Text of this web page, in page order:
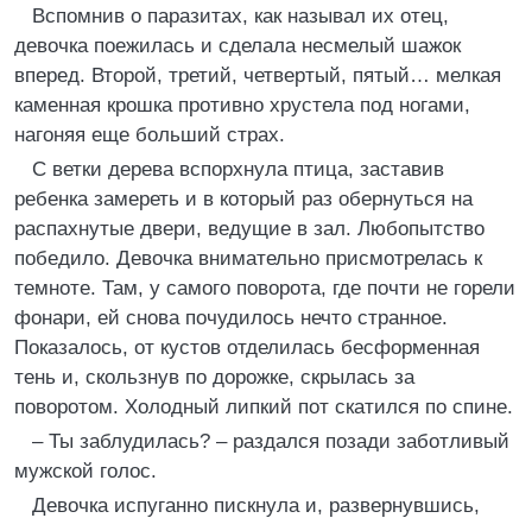
Вспомнив о паразитах, как называл их отец,
девочка поежилась и сделала несмелый шажок
вперед. Второй, третий, четвертый, пятый… мелкая
каменная крошка противно хрустела под ногами,
нагоняя еще больший страх.
С ветки дерева вспорхнула птица, заставив
ребенка замереть и в который раз обернуться на
распахнутые двери, ведущие в зал. Любопытство
победило. Девочка внимательно присмотрелась к
темноте. Там, у самого поворота, где почти не горели
фонари, ей снова почудилось нечто странное.
Показалось, от кустов отделилась бесформенная
тень и, скользнув по дорожке, скрылась за
поворотом. Холодный липкий пот скатился по спине.
– Ты заблудилась? – раздался позади заботливый
мужской голос.
Девочка испуганно пискнула и, развернувшись,